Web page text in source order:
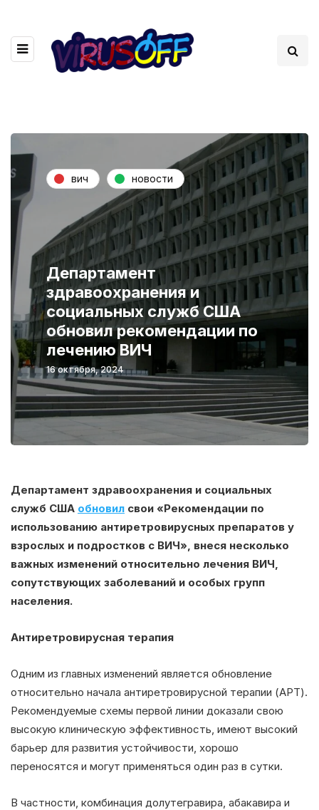
вич новости
Департамент
здравоохранения и
социальных служб США
обновил рекомендации по
лечению ВИЧ
16 октября, 2024
Департамент здравоохранения и социальных
служб США обновил свои «Рекомендации по
использованию антиретровирусных препаратов у
взрослых и подростков с ВИЧ», внеся несколько
важных изменений относительно лечения ВИЧ,
сопутствующих заболеваний и особых групп
населения.
Антиретровирусная терапия
Одним из главных изменений является обновление
относительно начала антиретровирусной терапии (АРТ).
Рекомендуемые схемы первой линии доказали свою
высокую клиническую эффективность, имеют высокий
барьер для развития устойчивости, хорошо
переносятся и могут применяться один раз в сутки.
В частности, комбинация долутегравира, абакавира и